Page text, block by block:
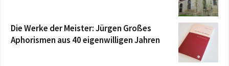
Die Werke der Meister: Jürgen Großes
Aphorismen aus 40 eigenwilligen Jahren